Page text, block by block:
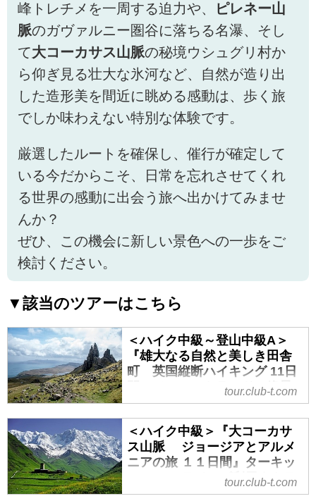
峰トレチメを一周する迫力や、
ピレネー山
脈のガヴァルニー圏谷に落ちる名瀑、そし
て大コーカサス山脈の秘境ウシュグリ村か
ら仰ぎ見る壮大な氷河など、自然が造り出
した造形美を間近に眺める感動は、歩く旅
でしか味わえない特別な体験です。
厳選したルートを確保し、催行が確定して
いる今だからこそ、日常を忘れさせてくれ
る世界の感動に出会う旅へ出かけてみませ
んか？
ぜひ、この機会に新しい景色への一歩をご
検討ください。
▼該当のツアーはこちら
＜ハイク中級～登山中級A＞
『雄大なる自然と美しき田舎
町 英国縦断ハイキング 11日
間』／スコットランドの絶景
地「スカイ島」までご案内／
各都市２連泊でゆとりの行程
｜クラブツーリズム
＜ハイク中級～登山中級A＞『雄
大なる自然と美しき田舎町 英国
縦断ハイキング 11日間』／スコッ
tour.club-t.com
＜ハイク中級＞『大コーカサ
ス山脈 ジョージアとアルメ
ニアの旅 １１日間』ターキッ
シュ エアラインズ利用｜クラ
ブツーリズム
tour.club-t.com